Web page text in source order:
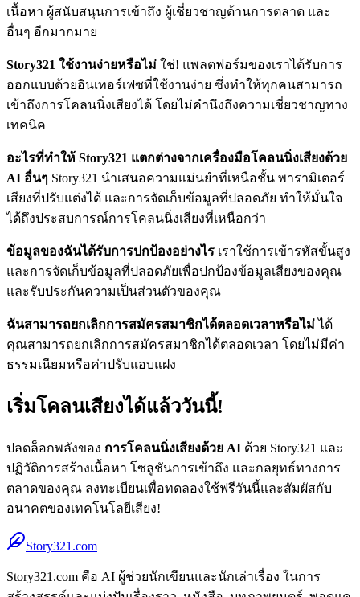
เนื้อหา ผู้สนับสนุนการเข้าถึง ผู้เชี่ยวชาญด้านการตลาด และ
อื่นๆ อีกมากมาย
Story321 ใช้งานง่ายหรือไม่ ใช่! แพลตฟอร์มของเราได้รับการ
ออกแบบด้วยอินเทอร์เฟซที่ใช้งานง่าย ซึ่งทำให้ทุกคนสามารถ
เข้าถึงการโคลนนิ่งเสียงได้ โดยไม่คำนึงถึงความเชี่ยวชาญทาง
เทคนิค
อะไรที่ทำให้ Story321 แตกต่างจากเครื่องมือโคลนนิ่งเสียงด้วย
AI อื่นๆ Story321 นำเสนอความแม่นยำที่เหนือชั้น พารามิเตอร์
เสียงที่ปรับแต่งได้ และการจัดเก็บข้อมูลที่ปลอดภัย ทำให้มั่นใจ
ได้ถึงประสบการณ์การโคลนนิ่งเสียงที่เหนือกว่า
ข้อมูลของฉันได้รับการปกป้องอย่างไร เราใช้การเข้ารหัสขั้นสูง
และการจัดเก็บข้อมูลที่ปลอดภัยเพื่อปกป้องข้อมูลเสียงของคุณ
และรับประกันความเป็นส่วนตัวของคุณ
ฉันสามารถยกเลิกการสมัครสมาชิกได้ตลอดเวลาหรือไม่ได้
คุณสามารถยกเลิกการสมัครสมาชิกได้ตลอดเวลา โดยไม่มีค่า
ธรรมเนียมหรือค่าปรับแอบแฝง
เริ่มโคลนเสียงได้แล้ววันนี้!
ปลดล็อกพลังของ การโคลนนิ่งเสียงด้วย AI ด้วย Story321 และ
ปฏิวัติการสร้างเนื้อหา โซลูชันการเข้าถึง และกลยุทธ์ทางการ
ตลาดของคุณ ลงทะเบียนเพื่อทดลองใช้ฟรีวันนี้และสัมผัสกับ
อนาคตของเทคโนโลยีเสียง!
Story321.com
Story321.com คือ AI ผู้ช่วยนักเขียนและนักเล่าเรื่อง ในการ